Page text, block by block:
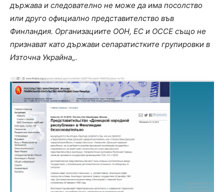
държава и следователно не може да има посолство
или друго официално представителство във
Финландия. Организациите ООН, ЕС и ОССЕ също не
признават като държави сепаратистките групировки в
Източна Украйна„.